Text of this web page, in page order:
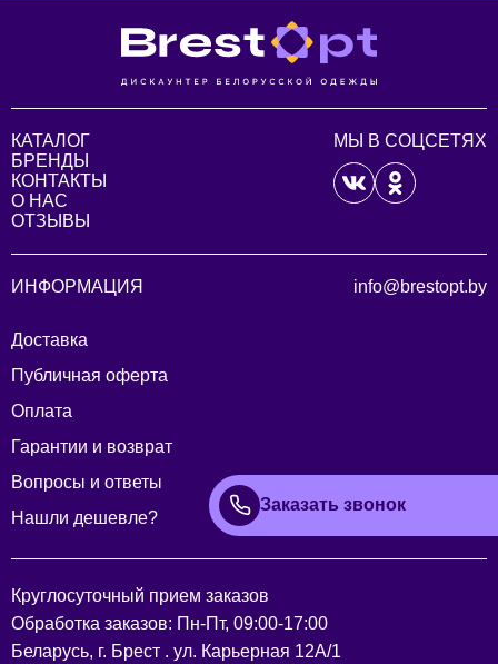
КАТАЛОГ
БРЕНДЫ
КОНТАКТЫ
О НАС
ОТЗЫВЫ
МЫ В СОЦСЕТЯХ
ИНФОРМАЦИЯ
Доставка
Публичная оферта
Оплата
Гарантии и возврат
Вопросы и ответы
Нашли дешевле?
info@brestopt.by
Заказать звонок
Круглосуточный прием заказов
Обработка заказов: Пн-Пт, 09:00-17:00
Беларусь, г. Брест . ул. Карьерная 12А/1